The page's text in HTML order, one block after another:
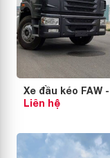
Xe đầu kéo FAW
Liên hệ